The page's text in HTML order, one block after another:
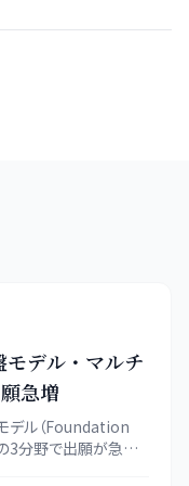
デル・マルチ
急増
デル（Foundation
3分野で出願が急増